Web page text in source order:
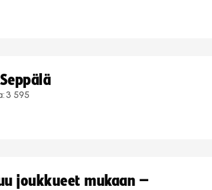
3 595
joukkueet mukaan –